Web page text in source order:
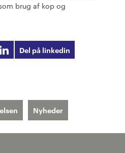
brug af kop og
Del på linkedin
Nyheder